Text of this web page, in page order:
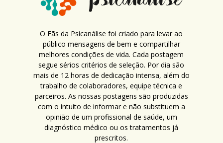
O Fãs da Psicanálise foi criado para levar ao
público mensagens de bem e compartilhar
melhores condições de vida. Cada postagem
segue sérios critérios de seleção. Por dia são
mais de 12 horas de dedicação intensa, além do
trabalho de colaboradores, equipe técnica e
parceiros. As nossas postagens são produzidas
com o intuito de informar e não substituem a
opinião de um profissional de saúde, um
diagnóstico médico ou os tratamentos já
prescritos.